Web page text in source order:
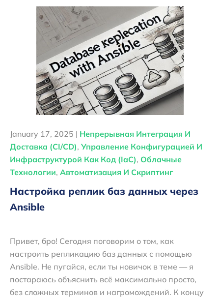
January 17, 2025 | Непрерывная Интеграция И
Доставка (CI/CD), Управление Конфигурацией И
Инфраструктурой Как Код (IaC), Облачные
Технологии, Автоматизация И Скриптинг
Настройка реплик баз данных через
Ansible
Привет, бро! Сегодня поговорим о том, как
настроить репликацию баз данных с помощью
Ansible. Не пугайся, если ты новичок в теме — я
постараюсь объяснить всё максимально просто,
без сложных терминов и нагромождений. К концу